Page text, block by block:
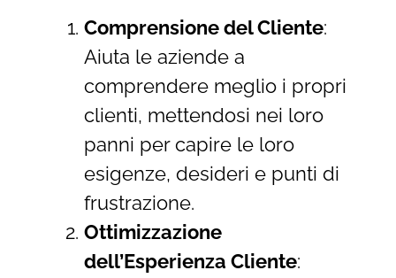
Comprensione del Cliente:
Aiuta le aziende a
comprendere meglio i propri
clienti, mettendosi nei loro
panni per capire le loro
esigenze, desideri e punti di
frustrazione.
Ottimizzazione
dell’Esperienza Cliente: